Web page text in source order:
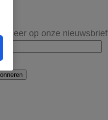
op onze nieuwsbrief